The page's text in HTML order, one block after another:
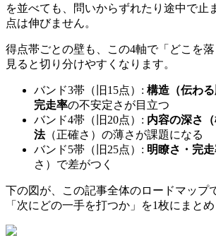
を並べても、問いからずれたり途中で止
点は伸びません。
得点帯ごとの壁も、この4軸で「どこを
見ると切り分けやすくなります。
バンド3帯（旧15点）: 構造（伝わ
完走率の不安定さが目立つ
バンド4帯（旧20点）: 内容の深さ
法（正確さ）の薄さが課題になる
バンド5帯（旧25点）: 明瞭さ・完
さ）で差がつく
下の図が、この記事全体のロードマップ
「次にどの一手を打つか」を1枚にまとめ